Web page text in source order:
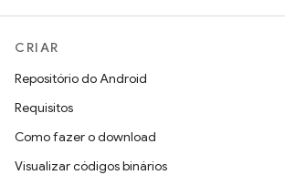
CRIAR
Repositório do Android
Requisitos
Como fazer o download
Visualizar códigos binários